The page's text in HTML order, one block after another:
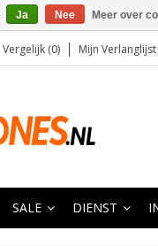
Vergelijk (0) Mijn Verlanglijst
SALE DIENST
Ja Nee Meer over